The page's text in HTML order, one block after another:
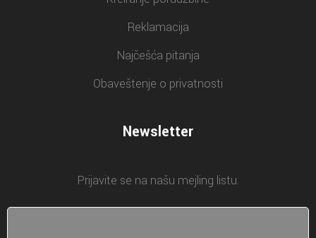
Reklamacija
Najčešća pitanja
Obaveštenje o privatnosti
Newsletter
Prijavite se na našu mejling listu.